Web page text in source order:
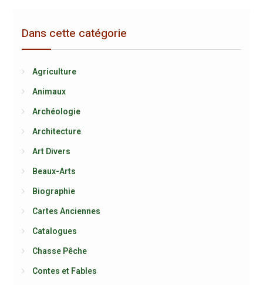
Dans cette catégorie
Agriculture
Animaux
Archéologie
Architecture
Art Divers
Beaux-Arts
Biographie
Cartes Anciennes
Catalogues
Chasse Pêche
Contes et Fables